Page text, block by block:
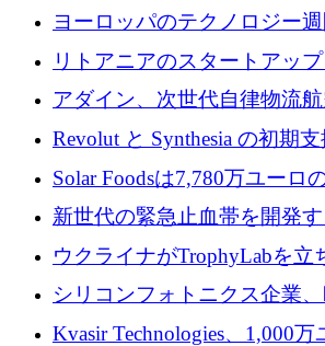
Instrumentsが3億8,000万ドル
ヨーロッパのテクノロジー
8,500 万ユーロを超える 60
ー資金調達取引
リトアニアのスタートアップ
Slack 内に構築された AI コ
フォームのために 50 万ユー
アダイン、次世代自律物流
万ユーロを確保
Revolut と Synthesia の初期支
3 億 2,000 万ドルを調達、米
Solar Foodsは7,780万ユーロ
億ユーロの防衛および二重用
を開始、ヨーロッパのシリコ
に警告
新世代の緊急止血帯を開発
スタートアップ企業を紹介す
ウクライナがTrophyLabを立
ロシア兵器を戦場の研究開発
ムに変える
シリコンフォトニクス企業
商業的に成功させるためのイ
Kvasir Technologies、1,000